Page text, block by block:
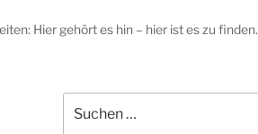
Hier gehört es hin – hier ist es zu finden.
nach: